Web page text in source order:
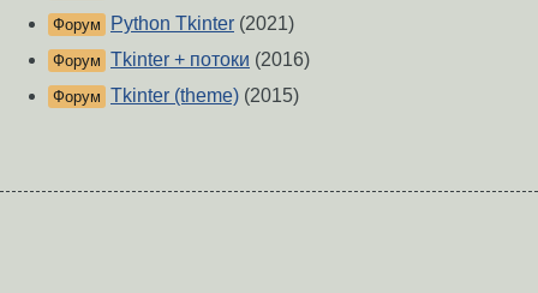
Форум Python Tkinter (2021)
Форум Tkinter + потоки (2016)
Форум Tkinter (theme) (2015)